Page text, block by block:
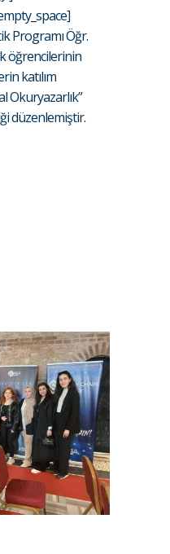
Programı Öğr.
öğrencilerinin
katılım
Okuryazarlık”
düzenlemiştir.